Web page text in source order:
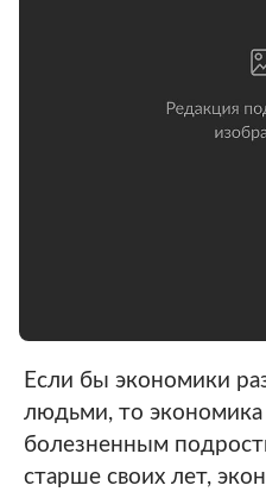
Если бы экономики
людьми, то
болезненным
старше своих лет,